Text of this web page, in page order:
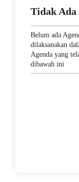
Tidak Ada
Belum ada
dilaksanakan
Agenda yang
dibawah ini